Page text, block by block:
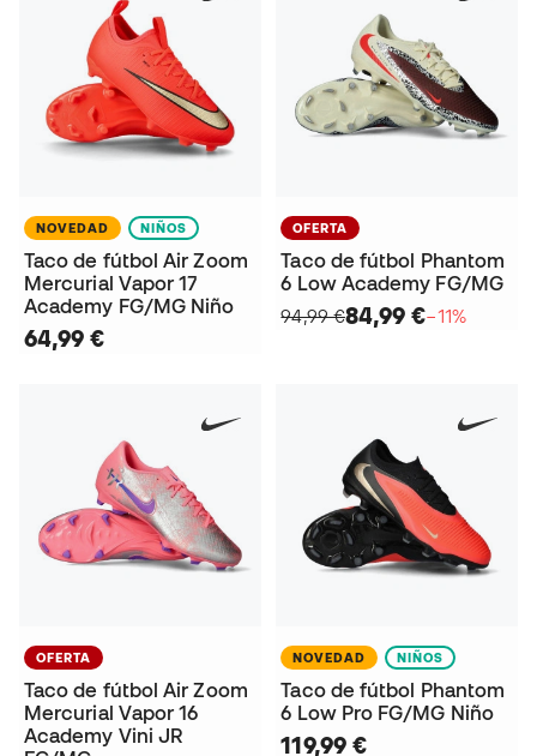
NOVEDAD NIÑOS
Taco de fútbol Air Zoom
Mercurial Vapor 17
Academy FG/MG Niño
64,99 €
OFERTA
Taco de fútbol Phantom
6 Low Academy FG/MG
94,99 €84,99 €−11%
OFERTA
Taco de fútbol Air Zoom
Mercurial Vapor 16
Academy Vini JR
NOVEDAD NIÑOS
Taco de fútbol Phantom
6 Low Pro FG/MG Niño
119,99 €